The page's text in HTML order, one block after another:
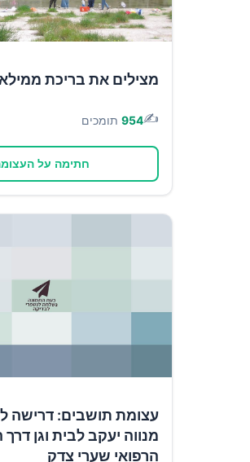
מצילים את בריכת
✍️
954 תומכים
חתימה על
עצומת תושבים: דרישה
מנווה יעקב לבית וגן
הרפואי שערי צדק